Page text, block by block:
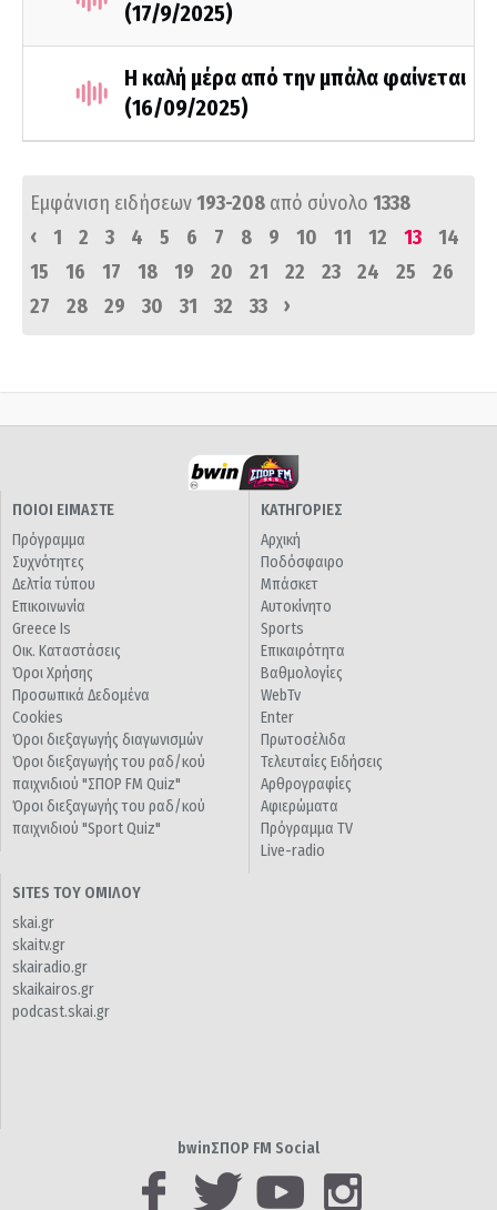
(17/9/2025)
Η καλή μέρα από την μπάλα φαίνεται
(16/09/2025)
Εμφάνιση ειδήσεων193-208 από σύνολο 1338
‹
1 2 3 4 5 6 7 8 9 10 11 12 13
14
15
16 17 18 19 20 21 22 23 24 25
26
27
28 29 30 31 32 33 ›
ΠΟΙΟΙ ΕΙΜΑΣΤΕ
Πρόγραμμα
Συχνότητες
Δελτία τύπου
Επικοινωνία
Greece Is
Οικ. Καταστάσεις
Όροι Χρήσης
Προσωπικά Δεδομένα
Cookies
Όροι διεξαγωγής διαγωνισμών
Όροι διεξαγωγής του ραδ/κού
παιχνιδιού "ΣΠΟΡ FM Quiz"
Όροι διεξαγωγής του ραδ/κού
παιχνιδιού "Sport Quiz"
ΚΑΤΗΓΟΡΙΕΣ
Αρχική
Ποδόσφαιρο
Μπάσκετ
Αυτοκίνητο
Sports
Επικαιρότητα
Βαθμολογίες
WebTv
Enter
Πρωτοσέλιδα
Τελευταίες Ειδήσεις
Αρθρογραφίες
Αφιερώματα
Πρόγραμμα TV
Live-radio
SITES ΤΟΥ ΟΜΙΛΟΥ
skai.gr
skaitv.gr
skairadio.gr
skaikairos.gr
podcast.skai.gr
bwinΣΠΟΡ FM Social